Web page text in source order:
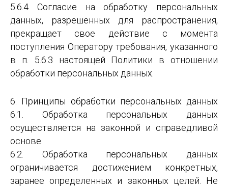
5.6.4 Согласие на обработку персональных
данных, разрешенных для распространения,
прекращает свое действие с момента
поступления Оператору требования, указанного
в п. 5.6.3 настоящей Политики в отношении
обработки персональных данных.
6. Принципы обработки персональных данных
6.1. Обработка персональных данных
осуществляется на законной и справедливой
основе.
6.2. Обработка персональных данных
ограничивается достижением конкретных,
заранее определенных и законных целей. Не